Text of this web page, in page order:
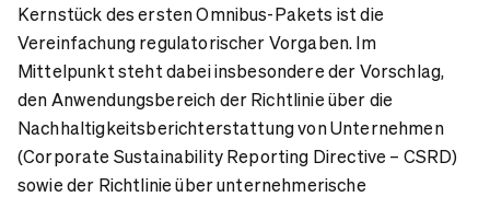
Kernstück des ersten Omnibus-Pakets ist die
Vereinfachung regulatorischer Vorgaben. Im
Mittelpunkt steht dabei insbesondere der Vorschlag,
den Anwendungsbereich der Richtlinie über die
Nachhaltigkeitsberichterstattung von Unternehmen
(Corporate Sustainability Reporting Directive – CSRD)
sowie der Richtlinie über unternehmerische